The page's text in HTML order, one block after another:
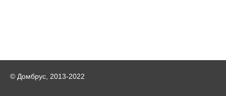
© Домбрус, 2013-2022